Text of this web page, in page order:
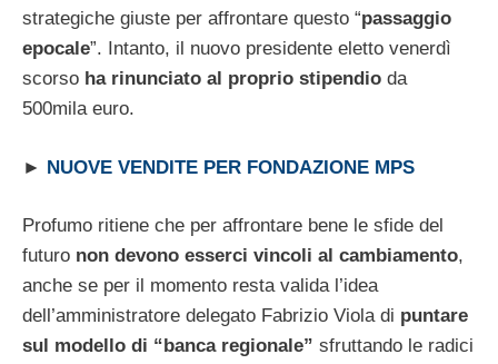
strategiche giuste per affrontare questo “passaggio
epocale”. Intanto, il nuovo presidente eletto venerdì
scorso ha rinunciato al proprio stipendio da
500mila euro.
► NUOVE VENDITE PER FONDAZIONE MPS
Profumo ritiene che per affrontare bene le sfide del
futuro non devono esserci vincoli al cambiamento,
anche se per il momento resta valida l’idea
dell’amministratore delegato Fabrizio Viola di puntare
sul modello di “banca regionale” sfruttando le radici